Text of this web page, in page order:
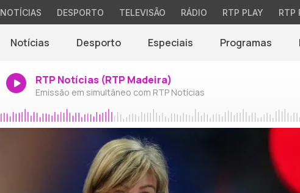
NOTÍCIAS DESPORTO TELEVISÃO RÁDIO RTP PLAY RTP
Notícias Desporto Especiais Programas
RTP Notícias (RTP Madeira)
Emissão em simultâneo com RTP Notícias